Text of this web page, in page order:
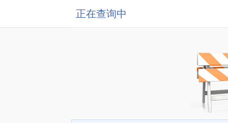
正在查询中